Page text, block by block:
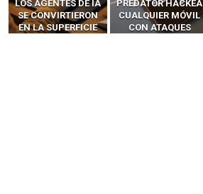
LOS AGENTES DE IA
SE CONVIRTIERON
EN LA SUPERFICIE
PREDATOR HACKEA
CUALQUIER MÓVIL
CON ATAQUES